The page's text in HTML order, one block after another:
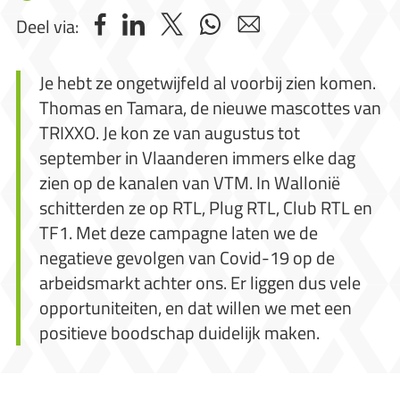
Deel via:
Je hebt ze ongetwijfeld al voorbij zien komen.
Thomas en Tamara, de nieuwe mascottes van
TRIXXO. Je kon ze van augustus tot
september in Vlaanderen immers elke dag
zien op de kanalen van VTM. In Wallonië
schitterden ze op RTL, Plug RTL, Club RTL en
TF1. Met deze campagne laten we de
negatieve gevolgen van Covid-19 op de
arbeidsmarkt achter ons. Er liggen dus vele
opportuniteiten, en dat willen we met een
positieve boodschap duidelijk maken.